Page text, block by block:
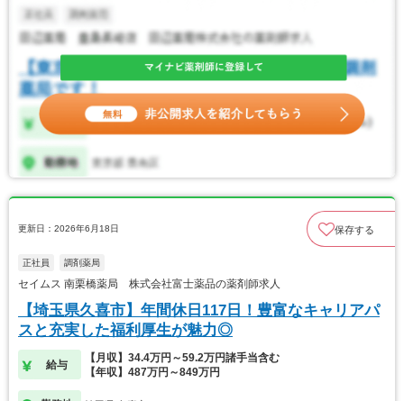
更新日：2026年6月18日 保存する
正社員 調剤薬局
セイムス 南栗橋薬局 株式会社富士薬品の薬剤師求人
【埼玉県久喜市】年間休日117日！豊富なキャリアパ
スと充実した福利厚生が魅力◎
給与
【月収】34.4万円～59.2万円諸手当含む
【年収】487万円～849万円